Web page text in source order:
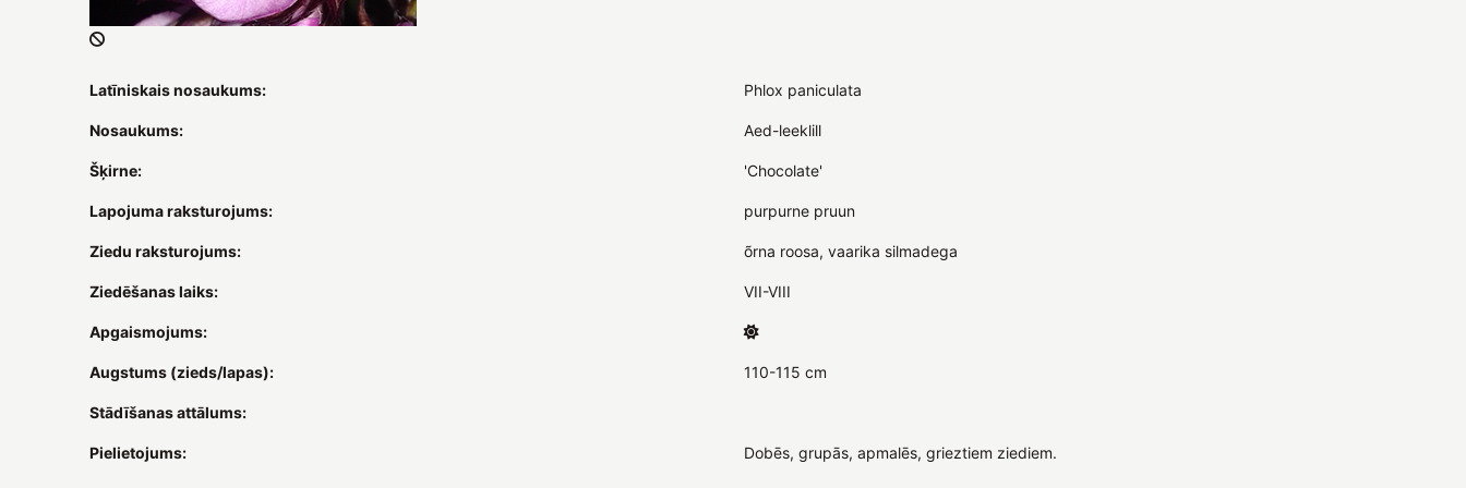
Latīniskais nosaukums: Phlox paniculata
Nosaukums: Aed-leeklill
Šķirne: 'Chocolate'
Lapojuma raksturojums: purpurne pruun
Ziedu raksturojums: õrna roosa, vaarika silmadega
Ziedēšanas laiks: VII-VIII
Apgaismojums:
Augstums (zieds/lapas): 110-115 cm
Stādīšanas attālums:
Pielietojums: Dobēs, grupās, apmalēs, grieztiem ziediem.